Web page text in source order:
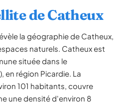
de Catheux
la géographie de Catheux,
naturels. Catheux est
située dans le
en région Picardie. La
101 habitants, couvre
une densité d'environ 8